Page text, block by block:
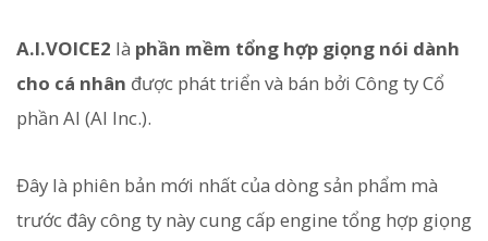
A.I.VOICE2 là phần mềm tổng hợp giọng nói dành
cho cá nhân được phát triển và bán bởi Công ty Cổ
phần AI (AI Inc.).
Đây là phiên bản mới nhất của dòng sản phẩm mà
trước đây công ty này cung cấp engine tổng hợp giọng